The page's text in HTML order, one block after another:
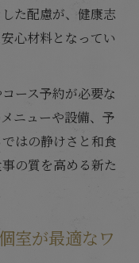
た配慮が、健康志
心材料となってい
ース予約が必要な
ニューや設備、予
はの静けさと和食
の質を高める新た
室が最適なワ